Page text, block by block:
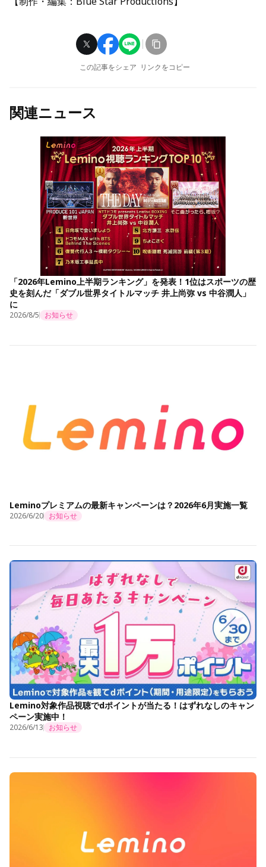
この記事をシェア リンクをコピー
関連ニュース
「2026年Lemino上半期ランキング」を発表！1位はスポーツの歴
史を刻んだ「ダブル世界タイトルマッチ 井上尚弥 vs 中谷潤人」
に
2026/8/5 お知らせ
Leminoプレミアムの最新キャンペーンは？2026年6月実施一覧
2026/6/20 お知らせ
Lemino対象作品視聴でdポイントが当たる！はずれなしのキャン
ペーン実施中！
2026/6/13 お知らせ